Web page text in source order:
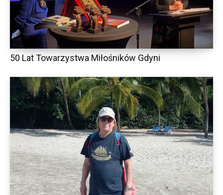
50 Lat Towarzystwa Miłośników Gdyni